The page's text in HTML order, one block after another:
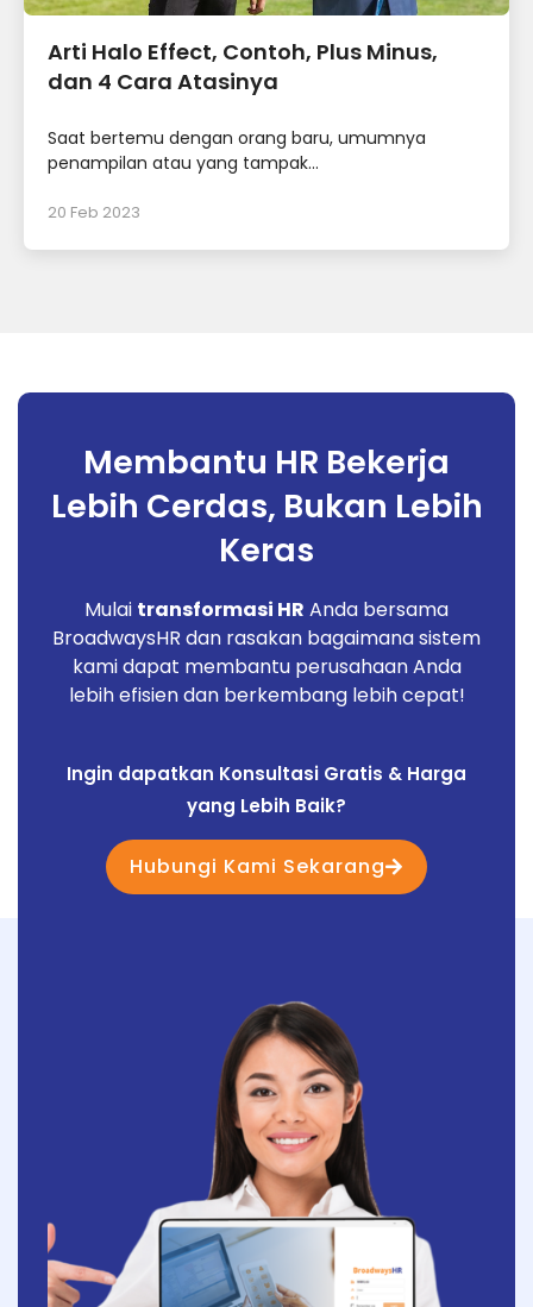
Arti Halo Effect, Contoh, Plus Minus,
dan 4 Cara Atasinya
Saat bertemu dengan orang baru, umumnya
penampilan atau yang tampak...
20 Feb 2023
Membantu HR Bekerja
Lebih Cerdas, Bukan Lebih
Keras
Mulai transformasi HR Anda bersama
BroadwaysHR dan rasakan bagaimana sistem
kami dapat membantu perusahaan Anda
lebih efisien dan berkembang lebih cepat!
Ingin dapatkan Konsultasi Gratis & Harga
yang Lebih Baik?
Hubungi Kami Sekarang